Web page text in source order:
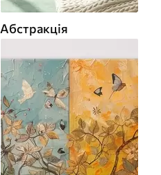
Абстракція